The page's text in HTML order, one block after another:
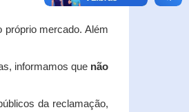
mercado. Além
informamos que não
da reclamação,